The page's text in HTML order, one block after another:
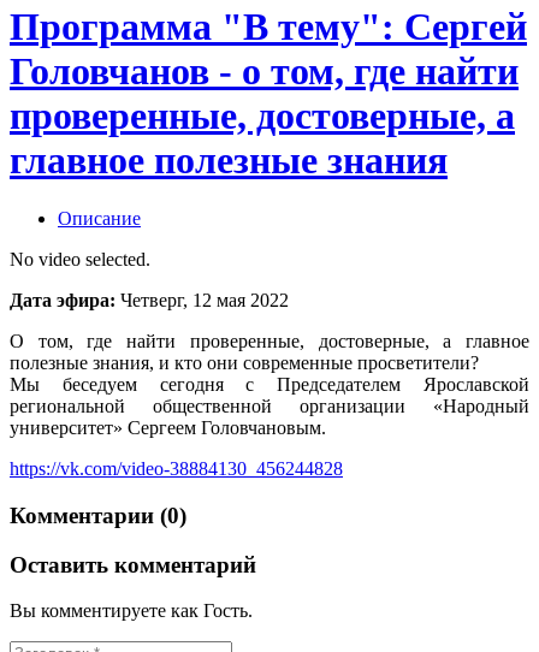
Программа "В тему": Сергей
Головчанов - о том, где найти
проверенные, достоверные, а
главное полезные знания
Описание
No video selected.
Дата эфира: Четверг, 12 мая 2022
О том, где найти проверенные, достоверные, а главное
полезные знания, и кто они современные просветители?
Мы беседуем сегодня с Председателем Ярославской
региональной общественной организации «Народный
университет» Сергеем Головчановым.
https://vk.com/video-38884130_456244828
Комментарии (0)
Оставить комментарий
Вы комментируете как Гость.